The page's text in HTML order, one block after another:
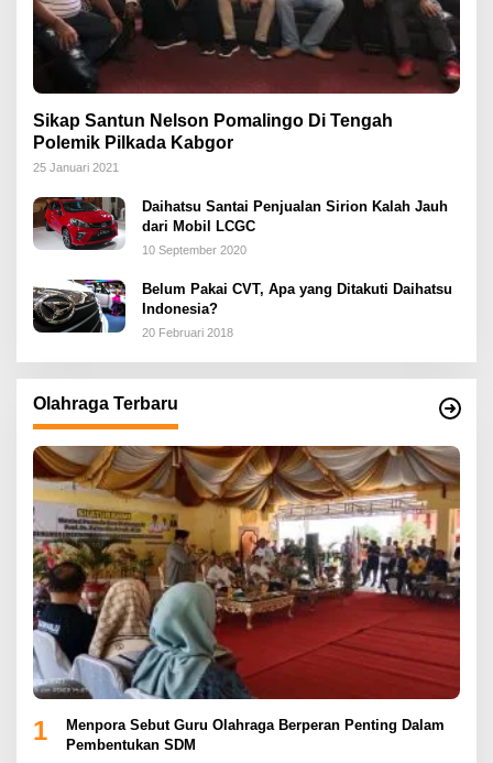
Sikap Santun Nelson Pomalingo Di Tengah
Polemik Pilkada Kabgor
25 Januari 2021
Daihatsu Santai Penjualan Sirion Kalah Jauh
dari Mobil LCGC
10 September 2020
Belum Pakai CVT, Apa yang Ditakuti Daihatsu
Indonesia?
20 Februari 2018
Olahraga Terbaru
1
Menpora Sebut Guru Olahraga Berperan Penting Dalam
Pembentukan SDM